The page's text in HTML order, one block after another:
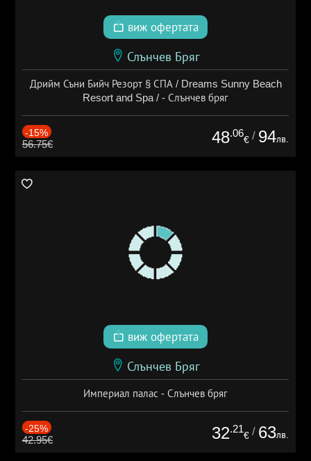
виж офертата
Слънчев Бряг
Дрийм Съни Бийч Резорт § СПА / Dreams Sunny Beach
Resort and Spa / - Слънчев бряг
-15%
56.75€ 48.06
€ / 94лв.
виж офертата
Слънчев Бряг
Империал палас - Слънчев бряг
-25%
42.95€ 32.21
€ / 63лв.